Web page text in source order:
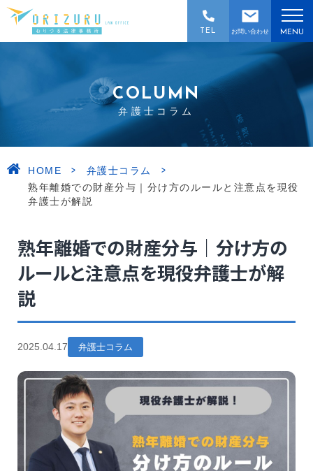
お問い合わせ
TEL MENU
COLUMN
弁護士コラム
HOME > 弁護士コラム >
熟年離婚での財産分与｜分け方のルールと注意点を現役
弁護士が解説
熟年離婚での財産分与｜分け方の
ルールと注意点を現役弁護士が解
説
2025.04.17 弁護士コラム